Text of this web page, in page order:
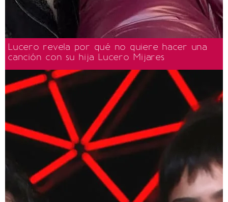
Lucero revela por qué no quiere hacer una
canción con su hija Lucero Mijares